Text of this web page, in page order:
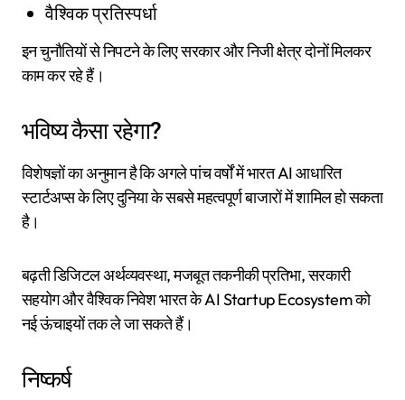
वैश्विक प्रतिस्पर्धा
इन चुनौतियों से निपटने के लिए सरकार और निजी क्षेत्र दोनों मिलकर
काम कर रहे हैं।
भविष्य कैसा रहेगा?
विशेषज्ञों का अनुमान है कि अगले पांच वर्षों में भारत AI आधारित
स्टार्टअप्स के लिए दुनिया के सबसे महत्वपूर्ण बाजारों में शामिल हो सकता
है।
बढ़ती डिजिटल अर्थव्यवस्था, मजबूत तकनीकी प्रतिभा, सरकारी
सहयोग और वैश्विक निवेश भारत के AI Startup Ecosystem को
नई ऊंचाइयों तक ले जा सकते हैं।
निष्कर्ष